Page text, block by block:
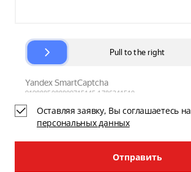
Отправить
Оставляя заявку, Вы соглашаетесь на
персональных данных